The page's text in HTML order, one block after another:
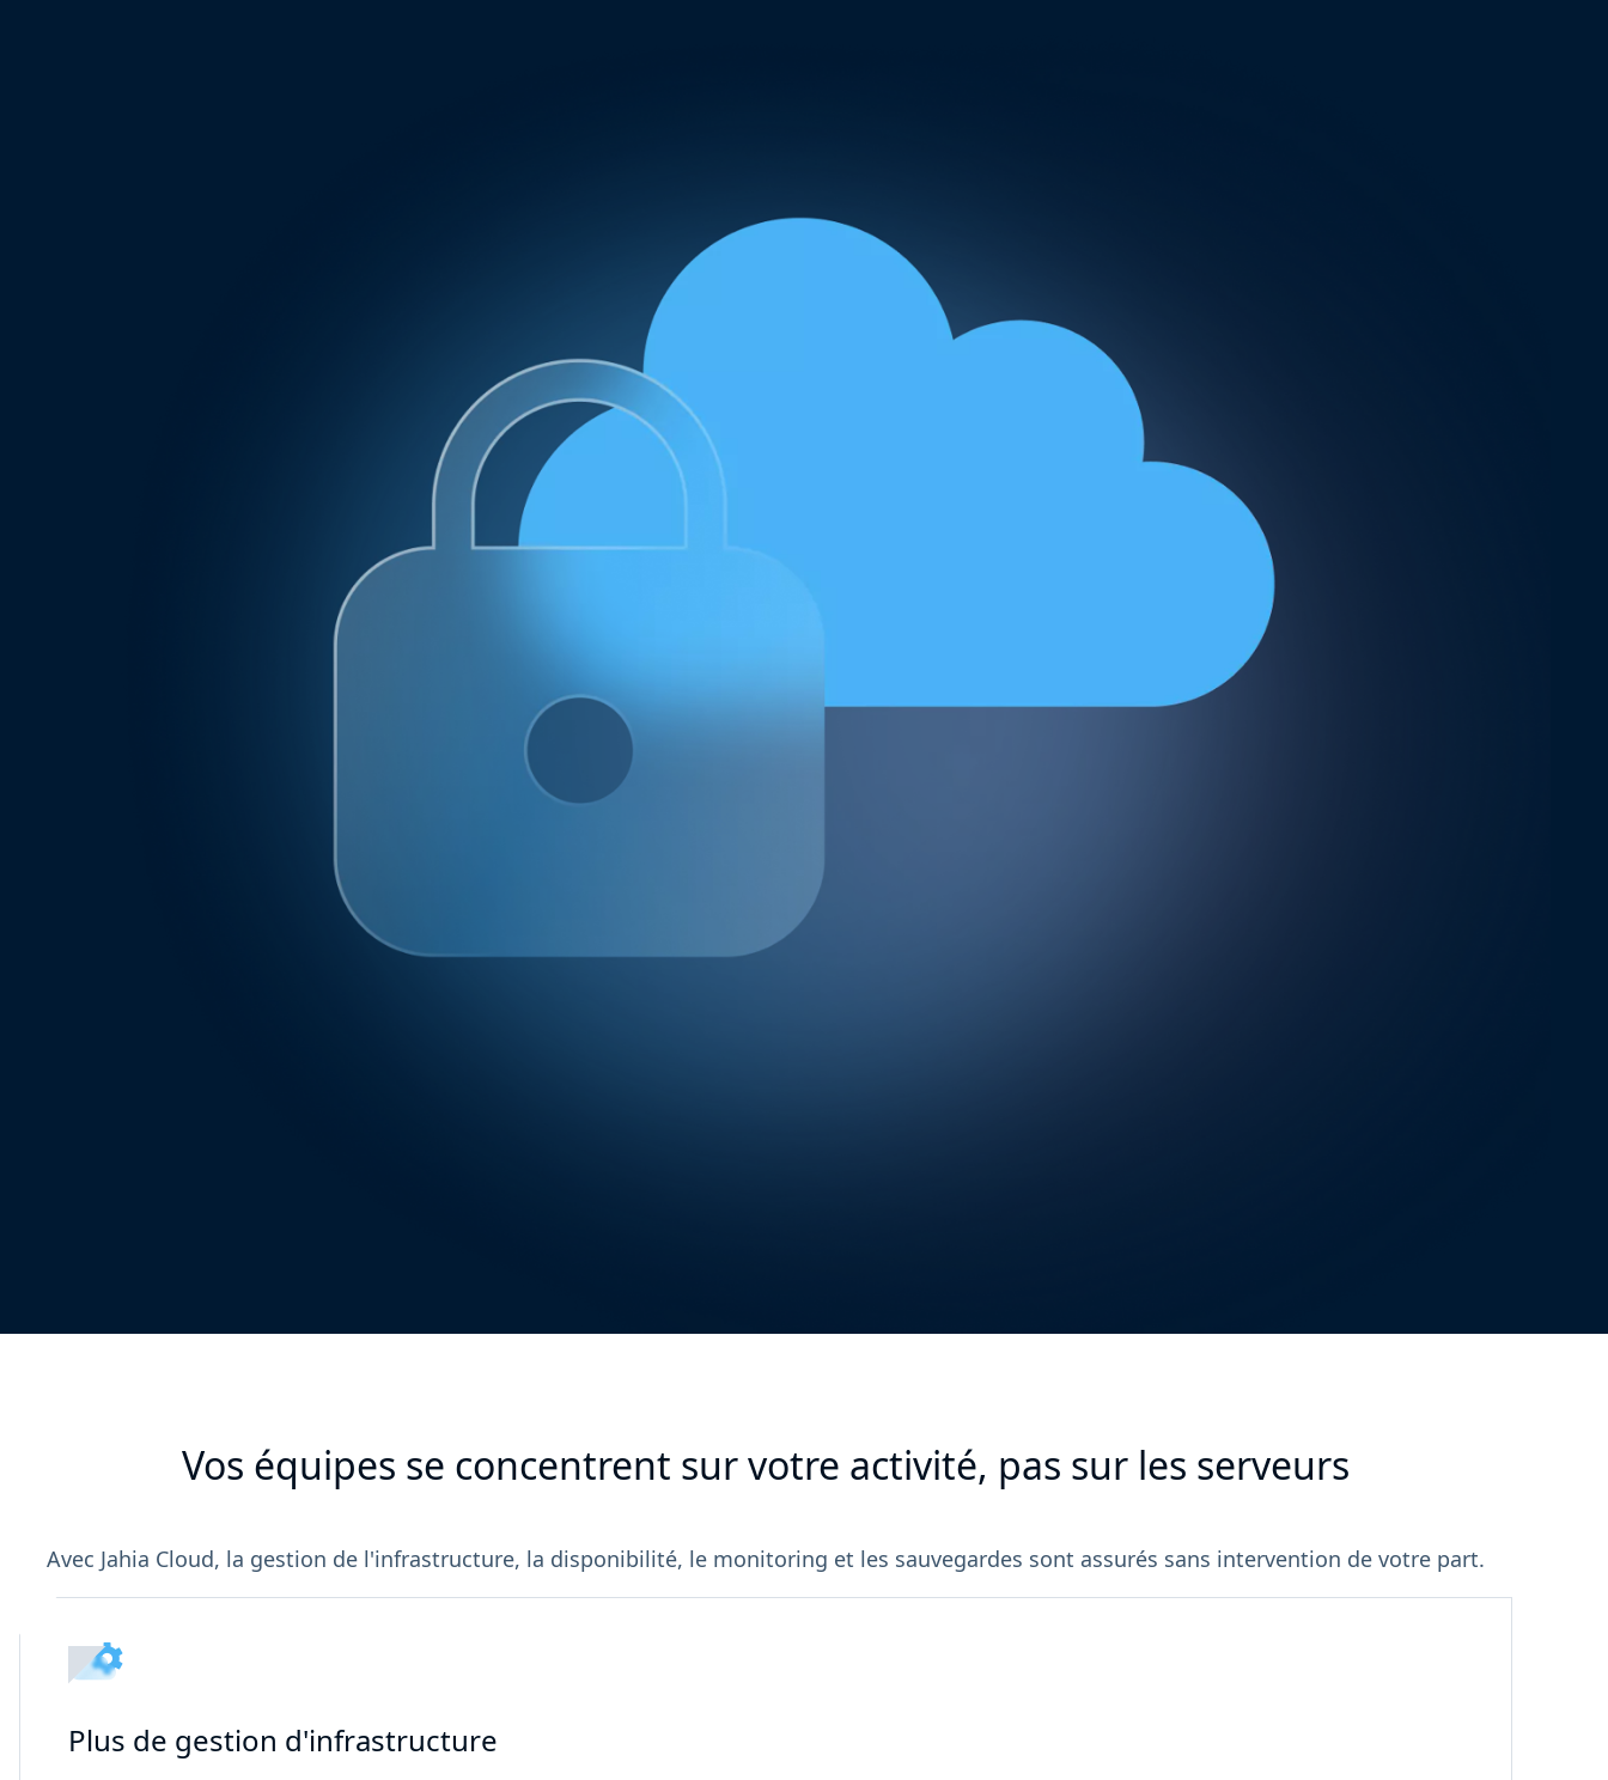
Vos équipes se concentrent sur votre activité, pas sur les serveurs
Avec Jahia Cloud, la gestion de l'infrastructure, la disponibilité, le monitoring et les sauvegardes sont assurés sans intervention de votre part.
Plus de gestion d'infrastructure